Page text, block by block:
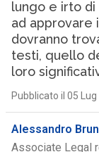
lungo e irto
ad approvare
dovranno
testi, quello
loro
Pubblicato il 05 Lug
Alessandro
Associate Legal